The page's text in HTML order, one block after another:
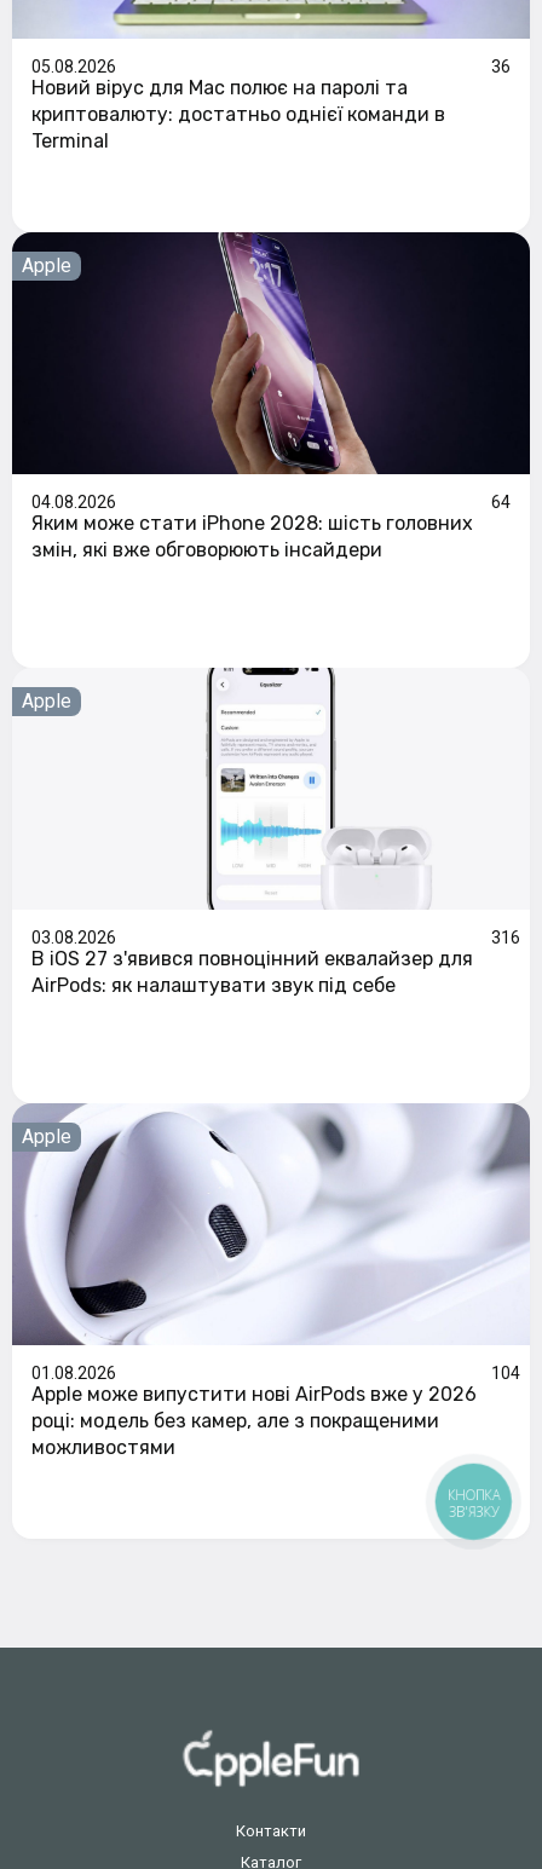
05.08.2026 36
Новий вірус для Mac полює на паролі та
криптовалюту: достатньо однієї команди в
Terminal
Apple
04.08.2026 64
Яким може стати iPhone 2028: шість головних
змін, які вже обговорюють інсайдери
Apple
03.08.2026 316
В iOS 27 з'явився повноцінний еквалайзер для
AirPods: як налаштувати звук під себе
Apple
01.08.2026 104
Apple може випустити нові AirPods вже у 2026
році: модель без камер, але з покращеними
можливостями
Контакти
Каталог
КНОПКА
ЗВ'ЯЗКУ